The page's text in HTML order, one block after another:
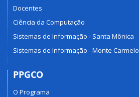
Docentes
Ciência da Computação
Sistemas de Informação - Santa Mônica
Sistemas de Informação - Monte Carmelo
PPGCO
O Programa